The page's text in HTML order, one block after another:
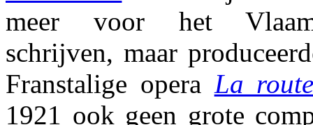
meer voor het
schrijven, maar
Franstalige opera La
1921 ook geen grote